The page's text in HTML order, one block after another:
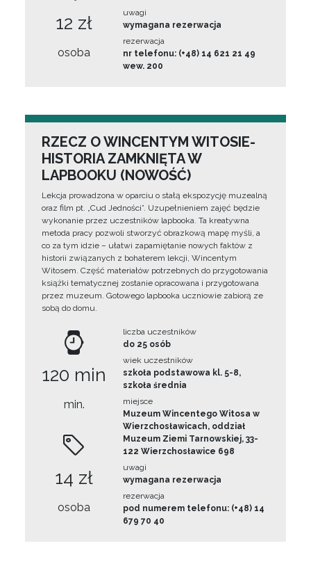
12 zł
osoba
uwagi
wymagana rezerwacja
rezerwacja
nr telefonu: (+48) 14 621 21 49
wew. 200
RZECZ O WINCENTYM WITOSIE-
HISTORIA ZAMKNIĘTA W
LAPBOOKU (NOWOŚĆ)
Lekcja prowadzona w oparciu o stałą ekspozycję muzealną
oraz film pt. „Cud Jedności”. Uzupełnieniem zajęć będzie
wykonanie przez uczestników lapbooka. Ta kreatywna
metoda pracy pozwoli stworzyć obrazkową mapę myśli, a
co za tym idzie – ułatwi zapamiętanie nowych faktów z
historii związanych z bohaterem lekcji, Wincentym
Witosem. Część materiałów potrzebnych do przygotowania
książki tematycznej zostanie opracowana i przygotowana
przez muzeum. Gotowego lapbooka uczniowie zabiorą ze
sobą do domu.
120 min
min.
14 zł
osoba
liczba uczestników
do 25 osób
wiek uczestników
szkoła podstawowa kl. 5-8,
szkoła średnia
miejsce
Muzeum Wincentego Witosa w
Wierzchosławicach, oddział
Muzeum Ziemi Tarnowskiej, 33-
122 Wierzchosławice 698
uwagi
wymagana rezerwacja
rezerwacja
pod numerem telefonu: (+48) 14
679 70 40